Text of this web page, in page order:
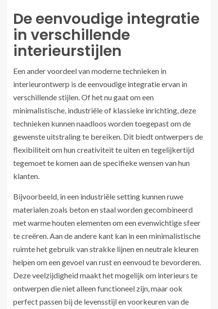
De eenvoudige integratie
in verschillende
interieurstijlen
Een ander voordeel van moderne technieken in
interieurontwerp is de eenvoudige integratie ervan in
verschillende stijlen. Of het nu gaat om een
minimalistische, industriële of klassieke inrichting, deze
technieken kunnen naadloos worden toegepast om de
gewenste uitstraling te bereiken. Dit biedt ontwerpers de
flexibiliteit om hun creativiteit te uiten en tegelijkertijd
tegemoet te komen aan de specifieke wensen van hun
klanten.
Bijvoorbeeld, in een industriële setting kunnen ruwe
materialen zoals beton en staal worden gecombineerd
met warme houten elementen om een evenwichtige sfeer
te creëren. Aan de andere kant kan in een minimalistische
ruimte het gebruik van strakke lijnen en neutrale kleuren
helpen om een gevoel van rust en eenvoud te bevorderen.
Deze veelzijdigheid maakt het mogelijk om interieurs te
ontwerpen die niet alleen functioneel zijn, maar ook
perfect passen bij de levensstijl en voorkeuren van de